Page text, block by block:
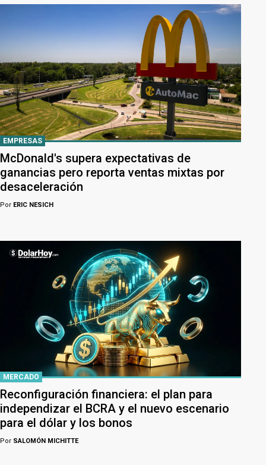
EMPRESAS
McDonald's supera expectativas de
ganancias pero reporta ventas mixtas por
desaceleración
Por ERIC NESICH
MERCADO
Reconfiguración financiera: el plan para
independizar el BCRA y el nuevo escenario
para el dólar y los bonos
Por SALOMÓN MICHITTE